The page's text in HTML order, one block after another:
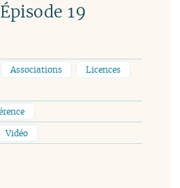
19
Associations
Licences
Vidéo